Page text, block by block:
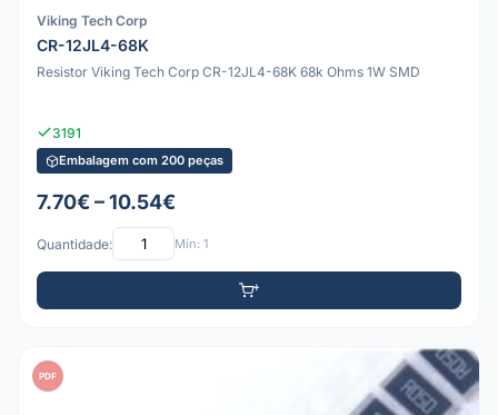
Viking Tech Corp
CR-12JL4-68K
Resistor Viking Tech Corp CR-12JL4-68K 68k Ohms 1W SMD
3191
Embalagem com 200 peças
7.70€ – 10.54€
Quantidade: Mín: 1
PDF